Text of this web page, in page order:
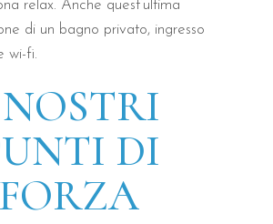
relax. Anche quest’ultima
di un bagno privato, ingresso
wi-fi.
DI
FORZA